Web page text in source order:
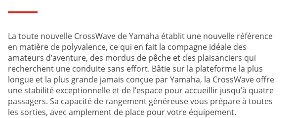
La toute nouvelle CrossWave de Yamaha établit une nouvelle référence
en matière de polyvalence, ce qui en fait la compagne idéale des
amateurs d’aventure, des mordus de pêche et des plaisanciers qui
recherchent une conduite sans effort. Bâtie sur la plateforme la plus
longue et la plus grande jamais conçue par Yamaha, la CrossWave offre
une stabilité exceptionnelle et de l’espace pour accueillir jusqu’à quatre
passagers. Sa capacité de rangement généreuse vous prépare à toutes
les sorties, avec amplement de place pour votre équipement.